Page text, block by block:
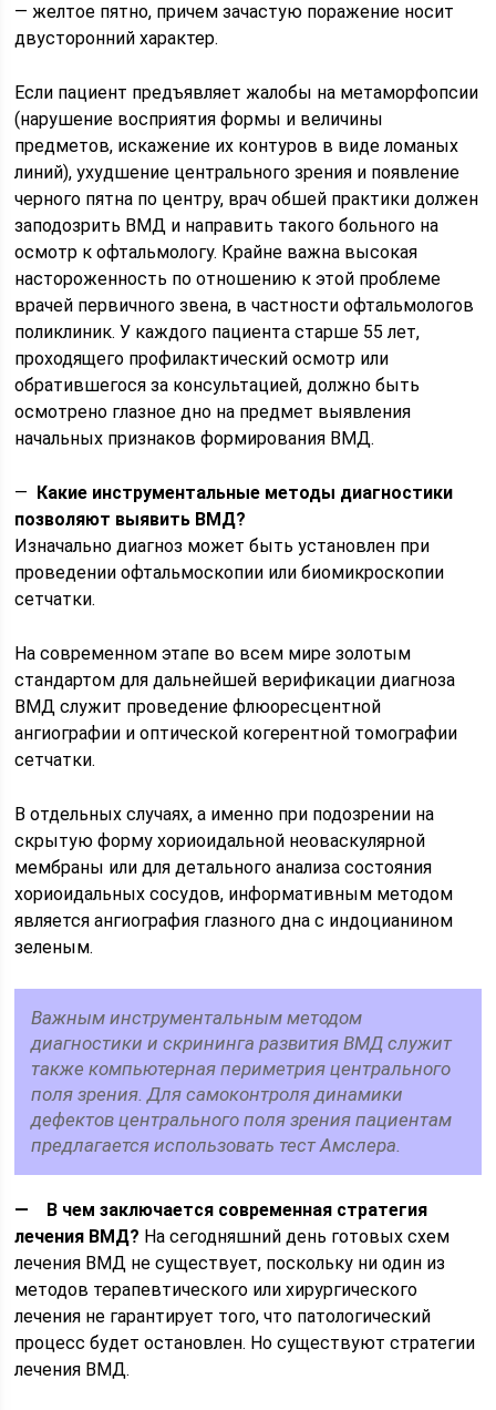
— желтое пятно, причем зачастую поражение носит
двусторонний характер.
Если пациент предъявляет жалобы на метаморфопсии
(нарушение восприятия формы и величины
предметов, искажение их контуров в виде ломаных
линий), ухудшение центрального зрения и появление
черного пятна по центру, врач обшей практики должен
заподозрить ВМД и направить такого больного на
осмотр к офтальмологу. Крайне важна высокая
настороженность по отношению к этой проблеме
врачей первичного звена, в частности офтальмологов
поликлиник. У каждого пациента старше 55 лет,
проходящего профилактический осмотр или
обратившегося за консультацией, должно быть
осмотрено глазное дно на предмет выявления
начальных признаков формирования ВМД.
— Какие инструментальные методы диагностики
позволяют выявить ВМД?
Изначально диагноз может быть установлен при
проведении офтальмоскопии или биомикроскопии
сетчатки.
На современном этапе во всем мире золотым
стандартом для дальнейшей верификации диагноза
ВМД служит проведение флюоресцентной
ангиографии и оптической когерентной томографии
сетчатки.
В отдельных случаях, а именно при подозрении на
скрытую форму хориоидальной неоваскулярной
мембраны или для детального анализа состояния
хориоидальных сосудов, информативным методом
является ангиография глазного дна с индоцианином
зеленым.
Важным инструментальным методом
диагностики и скрининга развития ВМД служит
также компьютерная периметрия центрального
поля зрения. Для самоконтроля динамики
дефектов центрального поля зрения пациентам
предлагается использовать тест Амслера.
— В чем заключается современная стратегия
лечения ВМД? На сегодняшний день готовых схем
лечения ВМД не существует, поскольку ни один из
методов терапевтического или хирургического
лечения не гарантирует того, что патологический
процесс будет остановлен. Но существуют стратегии
лечения ВМД.